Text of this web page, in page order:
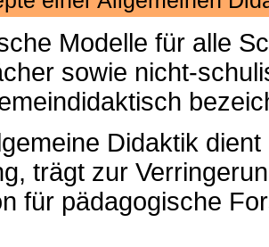
Modelle für alle
sowie nicht-
Didaktik
trägt zur
für pädagogische